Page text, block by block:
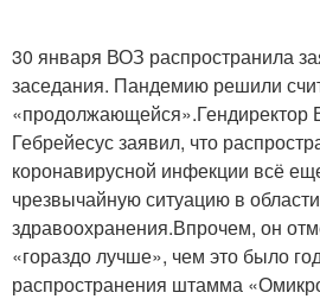
30 января ВОЗ распространила
заседания. Пандемию решили
Гебрейесус заявил, что
коронавирусной инфекции всё
чрезвычайную ситуацию в
здравоохранения.Впрочем, он
«гораздо лучше», чем это было
распространения штамма